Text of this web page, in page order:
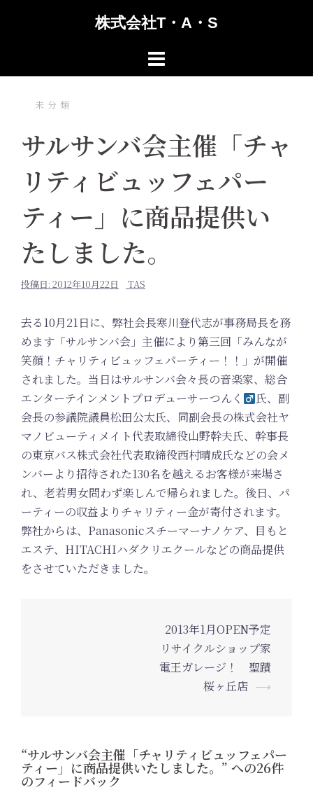
株式会社T・A・S
未分類
サルサンバ会主催「チャ
リティビュッフェパー
ティー」に商品提供い
たしました。
投稿日: 2012年10月22日 TAS
去る10月21日に、弊社会長寒川登代志が事務局長を務
めます「サルサンバ会」主催により第三回「みんなが
笑顔！チャリティビュッフェパーティー！！」が開催
されました。当日はサルサンバ会々長の音楽家、総合
エンターテインメントプロデューサーつんく
氏、副
会長の参議院議員松田公太氏、同副会長の株式会社ヤ
マノビューティメイト代表取締役山野幹夫氏、幹事長
の東京バス株式会社代表取締役西村晴成氏などの会メ
ンバーより招待された130名を越えるお客様が来場さ
れ、老若男女問わず楽しんで帰られました。後日、パ
ーティーの収益よりチャリティー金が寄付されます。
弊社からは、Panasonicスチーマーナノケア、目もと
エステ、HITACHIハダクリエクールなどの商品提供
をさせていただきました。
ー
シ
ョ
2013年1月OPEN予定
リサイクルショップ家
電王ガレージ！ 聖蹟
桜ヶ丘店 ⟶
“サルサンバ会主催「チャリティビュッフェパー
ティー」に商品提供いたしました。 ” への26件
のフィードバック